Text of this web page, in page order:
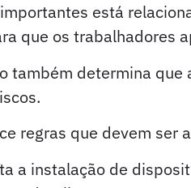
está
que os trabalhadores
também determina
regras que devem ser
a instalação de